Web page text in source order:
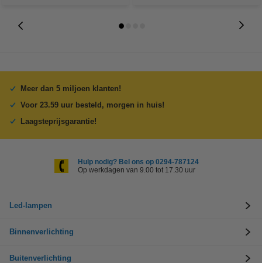
Meer dan 5 miljoen klanten!
Voor 23.59 uur besteld, morgen in huis!
Laagsteprijsgarantie!
Hulp nodig? Bel ons op 0294-787124
Op werkdagen van 9.00 tot 17.30 uur
Led-lampen
Binnenverlichting
Buitenverlichting